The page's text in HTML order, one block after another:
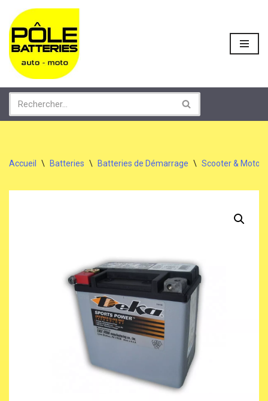
Aller
au
contenu
Accueil \ Batteries \ Batteries de Démarrage \ Scooter & Moto